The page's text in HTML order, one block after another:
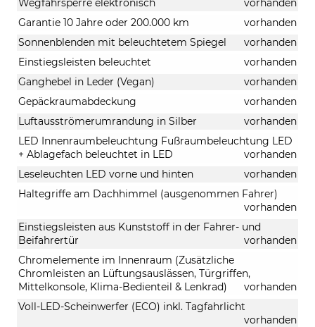
Garantie 10 Jahre oder 200.000 km
vorhanden
Sonnenblenden mit beleuchtetem Spiegel
vorhanden
Einstiegsleisten beleuchtet
vorhanden
Ganghebel in Leder (Vegan)
vorhanden
Gepäckraumabdeckung
vorhanden
Luftausströmerumrandung in Silber
vorhanden
LED Innenraumbeleuchtung Fußraumbeleuchtung LED
+ Ablagefach beleuchtet in LED
vorhanden
Leseleuchten LED vorne und hinten
vorhanden
Haltegriffe am Dachhimmel (ausgenommen Fahrer)
vorhanden
Einstiegsleisten aus Kunststoff in der Fahrer- und
Beifahrertür
vorhanden
Chromelemente im Innenraum (Zusätzliche
Chromleisten an Lüftungsauslässen, Türgriffen,
Mittelkonsole, Klima-Bedienteil & Lenkrad)
vorhanden
Voll-LED-Scheinwerfer (ECO) inkl. Tagfahrlicht
vorhanden